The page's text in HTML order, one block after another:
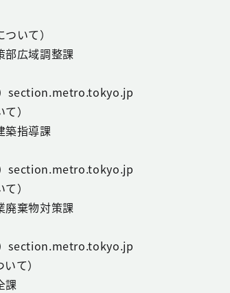
いて）
部広域調整課
section.metro.tokyo.jp
）
築指導課
section.metro.tokyo.jp
）
廃棄物対策課
section.metro.tokyo.jp
て）
課